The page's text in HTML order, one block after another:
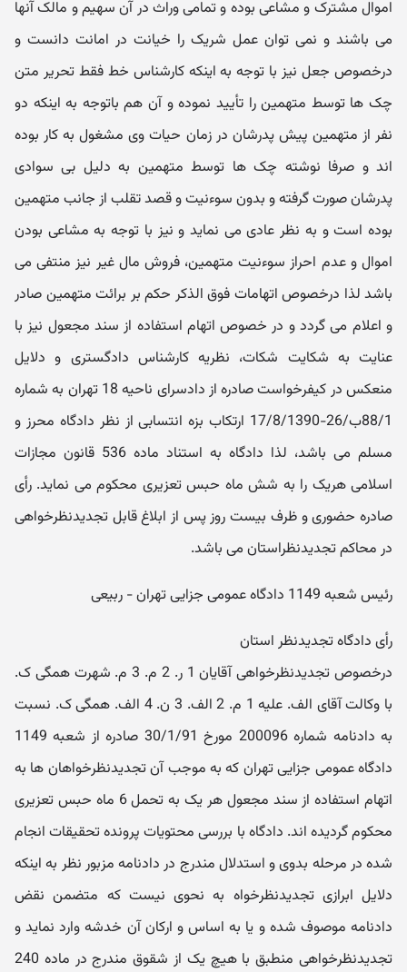
اموال مشترک و مشاعی بوده و تمامی وراث در آن سهیم و مالک آنها
می باشند و نمی توان عمل شریک را خیانت در امانت دانست و
درخصوص جعل نیز با توجه به اینکه کارشناس خط فقط تحریر متن
چک ها توسط متهمین را تأیید نموده و آن هم باتوجه به اینکه دو
نفر از متهمین پیش پدرشان در زمان حیات وی مشغول به کار بوده
اند و صرفا نوشته چک ها توسط متهمین به دلیل بی سوادی
پدرشان صورت گرفته و بدون سوءنیت و قصد تقلب از جانب متهمین
بوده است و به نظر عادی می نماید و نیز با توجه به مشاعی بودن
اموال و عدم احراز سوءنیت متهمین، فروش مال غیر نیز منتفی می
باشد لذا درخصوص اتهامات فوق الذکر حکم بر برائت متهمین صادر
و اعلام می گردد و در خصوص اتهام استفاده از سند مجعول نیز با
عنایت به شکایت شکات، نظریه کارشناس دادگستری و دلایل
منعکس در کیفرخواست صادره از دادسرای ناحیه 18 تهران به شماره
88/1ب/26-17/8/1390 ارتکاب بزه انتسابی از نظر دادگاه محرز و
مسلم می باشد، لذا دادگاه به استناد ماده 536 قانون مجازات
اسلامی هریک را به شش ماه حبس تعزیری محکوم می نماید. رأی
صادره حضوری و ظرف بیست روز پس از ابلاغ قابل تجدیدنظرخواهی
در محاکم تجدیدنظراستان می باشد.
رئیس شعبه 1149 دادگاه عمومی جزایی تهران - ربیعی
رأی دادگاه تجدیدنظر استان
درخصوص تجدیدنظرخواهی آقایان 1 ر. 2 م. 3 م. شهرت همگی ک.
با وکالت آقای الف. علیه 1 م. 2 الف. 3 ن. 4 الف. همگی ک. نسبت
به دادنامه شماره 200096 مورخ 30/1/91 صادره از شعبه 1149
دادگاه عمومی جزایی تهران که به موجب آن تجدیدنظرخواهان ها به
اتهام استفاده از سند مجعول هر یک به تحمل 6 ماه حبس تعزیری
محکوم گردیده اند. دادگاه با بررسی محتویات پرونده تحقیقات انجام
شده در مرحله بدوی و استدلال مندرج در دادنامه مزبور نظر به اینکه
دلایل ابرازی تجدیدنظرخواه به نحوی نیست که متضمن نقض
دادنامه موصوف شده و یا به اساس و ارکان آن خدشه وارد نماید و
تجدیدنظرخواهی منطبق با هیچ یک از شقوق مندرج در ماده 240